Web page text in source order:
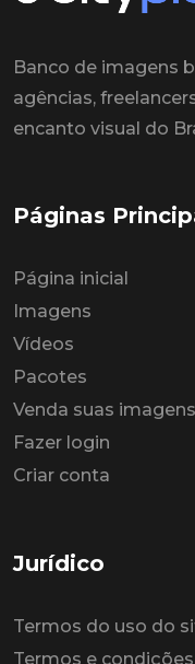
Banco de imagens
agências,
encanto visual do
Páginas
Página inicial
Imagens
Vídeos
Pacotes
Venda suas imagens
Fazer login
Criar conta
Jurídico
Termos do uso do
Termos e condições